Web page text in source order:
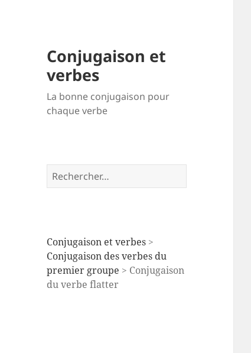
Conjugaison et
verbes
La bonne conjugaison pour
chaque verbe
Rechercher :
Conjugaison et verbes >
Conjugaison des verbes du
premier groupe > Conjugaison
du verbe flatter